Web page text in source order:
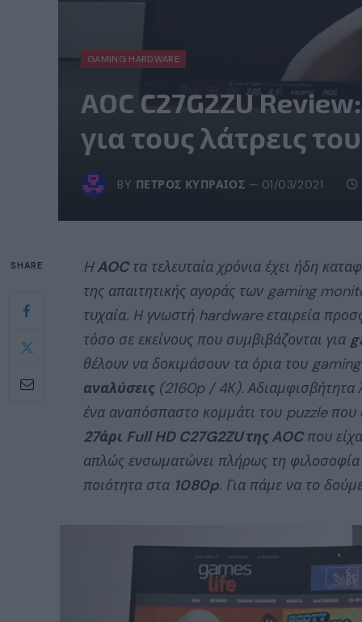
GAMING HARDWARE
AOC C27G2ZU
για τους λάτρεις
BY ΠΈΤΡΟΣ ΚΥΠΡΑΊΟΣ 01/03/2021
SHARE HAOCτα τελευταία χρόνια έχει ήδη
της απαιτητικής αγοράς των gaming
τυχαία. Η γνωστή hardware εταιρεία
τόσο σε εκείνους που συμβιβάζονται για
θέλουν να δοκιμάσουν τα όρια του
αναλύσεις(2160p / 4Κ). Αδιαμφισβήτητα
ένα αναπόσπαστο κομμάτι του puzzle που
27άρι Full HD C27G2ZU της AOCπου
απλώς ενσωματώνει πλήρως τη
ποιότητα στα 1080p. Για πάμε να το